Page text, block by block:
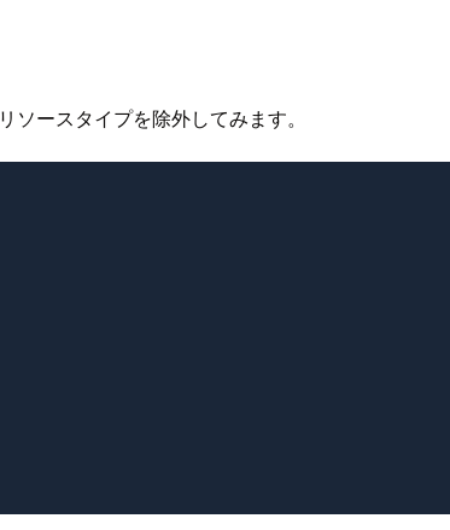
リソースタイプを除外してみます。